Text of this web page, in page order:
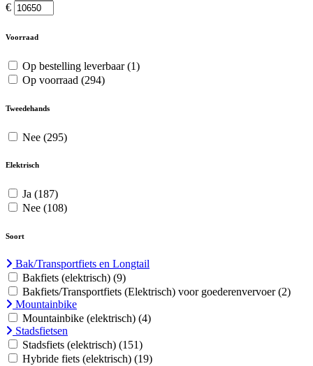
€
Voorraad
Op bestelling leverbaar(1)
Op voorraad (294)
Tweedehands
Nee (295)
Elektrisch
Ja (187)
Nee (108)
Soort
Bak/Transportfiets en Longtail
Bakfiets (elektrisch) (9)
Bakfiets/Transportfiets (Elektrisch) voor goederenvervoer(2)
Mountainbike
Mountainbike (elektrisch) (4)
Stadsfietsen
Stadsfiets (elektrisch) (151)
Hybride fiets (elektrisch) (19)